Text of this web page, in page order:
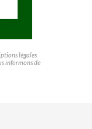
légales
informons de